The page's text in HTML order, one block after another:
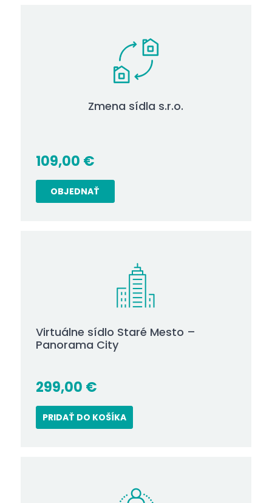
Zmena sídla s.r.o.
109,00 €
OBJEDNAŤ
Virtuálne sídlo Staré Mesto –
Panorama City
299,00 €
PRIDAŤ DO KOŠÍKA